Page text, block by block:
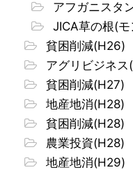
アフガニスタ
JICA草の根(
貧困削減(H26)
アグリビジネス
貧困削減(H27)
地産地消(H28)
貧困削減(H28)
農業投資(H28)
地産地消(H29)